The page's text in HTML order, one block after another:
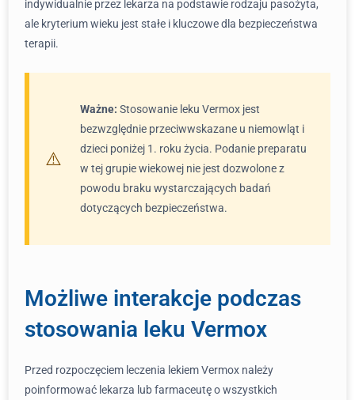
indywidualnie przez lekarza na podstawie rodzaju pasożyta,
ale kryterium wieku jest stałe i kluczowe dla bezpieczeństwa
terapii.
Ważne: Stosowanie leku Vermox jest
bezwzględnie przeciwwskazane u niemowląt i
dzieci poniżej 1. roku życia. Podanie preparatu
w tej grupie wiekowej nie jest dozwolone z
powodu braku wystarczających badań
dotyczących bezpieczeństwa.
Możliwe interakcje podczas
stosowania leku Vermox
Przed rozpoczęciem leczenia lekiem Vermox należy
poinformować lekarza lub farmaceutę o wszystkich